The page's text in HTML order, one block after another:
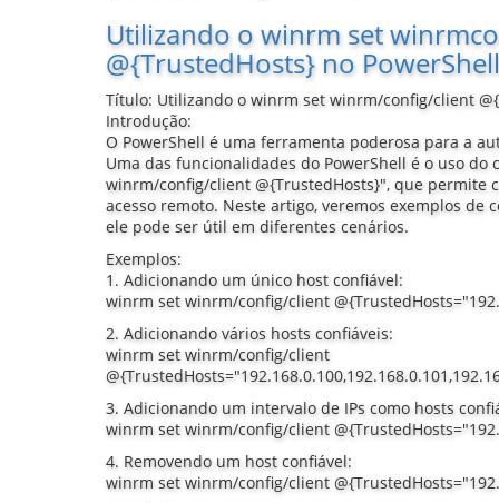
Utilizando o winrm set
@{TrustedHosts} no PowerShell
Título: Utilizando o winrm set winrm/config/client
Introdução:
O PowerShell é uma ferramenta poderosa para a
Uma das funcionalidades do PowerShell é o uso do
winrm/config/client @{TrustedHosts}", que permite
acesso remoto. Neste artigo, veremos exemplos de
ele pode ser útil em diferentes cenários.
Exemplos:
1. Adicionando um único host confiável:
winrm set winrm/config/client
2. Adicionando vários hosts confiáveis:
winrm set winrm/config/client
3. Adicionando um intervalo de IPs como hosts
winrm set winrm/config/client
4. Removendo um host confiável:
winrm set winrm/config/client